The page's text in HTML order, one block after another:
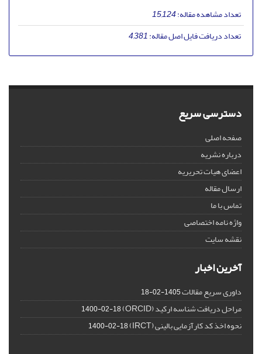
تعداد مشاهده مقاله:15,124
تعداد دریافت فایل اصل مقاله:4,381
دسترسی سریع
صفحه اصلی
درباره نشریه
اعضای هیات تحریریه
ارسال مقاله
تماس با ما
واژه نامه اختصاصی
نقشه سایت
آخرین اخبار
داوری سریع مقالات1405-02-18
مراحل دریافت شناسه ارکید (ORCID) 1400-02-18
نحوه اخذ کد کارآزمایی بالینی (IRCT) 1400-02-18